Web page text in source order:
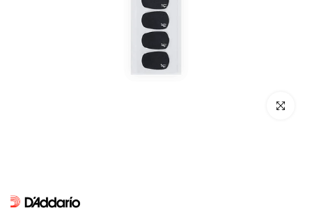
Click para